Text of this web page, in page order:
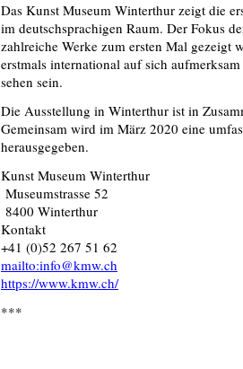
Das Kunst Museum Winterthur zeigt die
im deutschsprachigen Raum. Der Fokus
zahlreiche Werke zum ersten Mal gezeigt
erstmals international auf sich
sehen sein.
Die Ausstellung in Winterthur ist in
Gemeinsam wird im März 2020 eine
herausgegeben.
Kunst Museum Winterthur
Museumstrasse 52
8400 Winterthur
Kontakt
+41 (0)52 267 51 62
mailto:info@kmw.ch
https://www.kmw.ch/
***